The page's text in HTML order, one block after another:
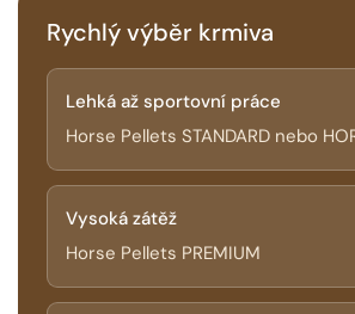
Rychlý výběr krmiva
Lehká až sportovní práce
Horse Pellets STANDARD nebo
Vysoká zátěž
Horse Pellets PREMIUM